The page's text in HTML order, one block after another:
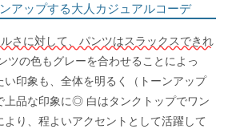
アップする大人カジュアルコーデ
さに対して、パンツはスラックスできれ
ツの色もグレーを合わせることによっ
い印象も、全体を明るく（トーンアップ
上品な印象に◎ 白はタンクトップでワン
り、程よいアクセントとして活躍して